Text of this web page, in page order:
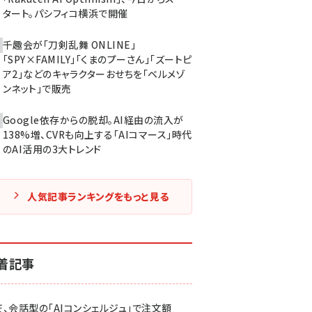
タート。パシフィコ横浜で開催
千趣会が「刀剣乱舞 ONLINE」
「SPY×FAMILY」「くまのプーさん」「ズートピ
ア2」などのキャラクターおせちを「ベルメゾ
ンネット」で販売
Google依存からの脱却。AI経由の流入が
138%増、CVRも向上する「AIコマース」時代
のAI活用の3大トレンド
人気記事ランキングをもっと見る
記事
会話型の「AIコンシェルジュ」で注文額